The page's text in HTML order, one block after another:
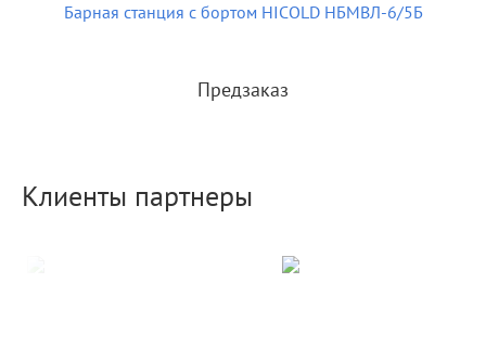
Барная станция с бортом HICOLD НБМВЛ-6/5Б
Предзаказ
Клиенты партнеры